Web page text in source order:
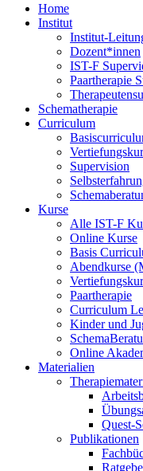
Home
Institut
Institut-
Dozent*innen
IST-F
Paartherapie
Schematherapie
Curriculum
Supervision
Kurse
Alle IST-F
Online Kurse
Basis
Abendkurse
Paartherapie
Curriculum
Kinder und
Online
Materialien
Quest-
Publikationen